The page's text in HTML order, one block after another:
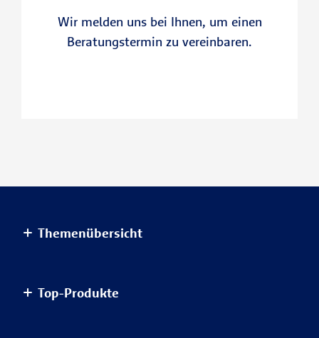
Wir melden uns bei Ihnen, um einen
Beratungstermin zu vereinbaren.
Themenübersicht
Haus & Wohnung
Top-Produkte